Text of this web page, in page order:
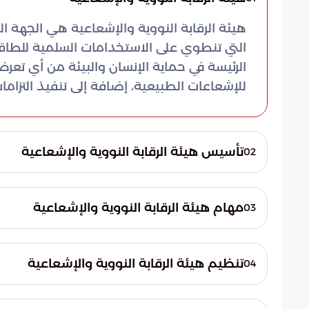
هيئة الرقابة النووية والإشعاعية هي
التي تنطوي على الاستخدامات السلمية
الرئيسة في حماية الإنسان والبيئة من أي
للإشعاعات الطبيعية، إضافة إلى تنفيذ
02تأسيس هيئة الرقابة النووية والإشعاعية
على إنشائها. يعود استخدام التقنية
كانت تستخدم بشكل أساس في أنشطة التنقيب
والثروة المعدنية. خلال العقدين الماضيين
بما فيها التطبيقات الطبية والصناعية وفي
03مهام هيئة الرقابة النووية والإشعاعية
وتداولها ومراقبتها، وسنّ اللوائح الخاصة
الإشعاعات النووية، إضافة إلى وضع
والتفتيش والرقابة على الأنشطة
04تنظيم هيئة الرقابة النووية والإشعاعية